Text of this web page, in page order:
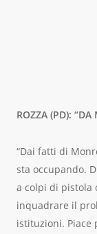
ROZZA (PD):
“Dai fatti di
sta occupando.
a colpi di pistola
inquadrare il
istituzioni. Piace